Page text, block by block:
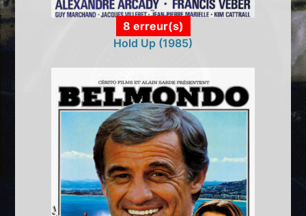
8 erreur(s)
Hold Up (1985)